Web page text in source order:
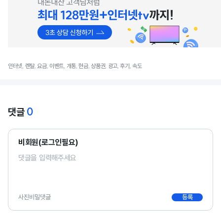
인터넷, 렌탈, 요금, 이벤트, 개통, 현금, 상품권, 광고, 후기, 속도
댓글 0
비회원(로그인필요)
사진비밀댓글 등록